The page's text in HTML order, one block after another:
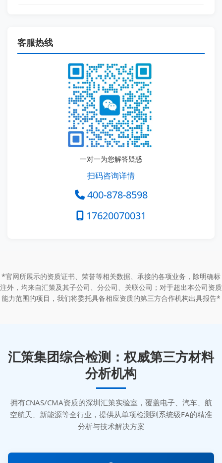
客服热线
一对一为您解答疑惑
扫码咨询详情
400-878-8598
17620070031
*官网所展示的资质证书、荣誉等相关数据、承接的各项业务，除明确标
注外，均来自汇策及其子公司、分公司、关联公司；对于超出本公司资质
能力范围的项目，我们将委托具备相应资质的第三方合作机构出具报告*
汇策集团综合检测：权威第三方材料
分析机构
拥有CNAS/CMA资质的深圳汇策实验室，覆盖电子、汽车、航
空航天、新能源等全行业，提供从单项检测到系统级FA的精准
分析与技术解决方案